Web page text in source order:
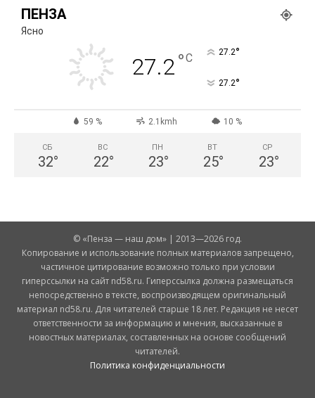
ПЕНЗА
Ясно
27.2°C 27.2°
27.2°
59 % 2.1kmh 10 %
СБ
32°
ВС
22°
ПН
23°
ВТ
25°
СР
23°
© «Пенза — наш дом» | 2013—2026 год.
Копирование и использование полных материалов запрещено,
частичное цитирование возможно только при условии
гиперссылки на сайт nd58.ru. Гиперссылка должна размещаться
непосредственно в тексте, воспроизводящем оригинальный
материал nd58.ru. Для читателей старше 18 лет. Редакция не несет
ответственности за информацию и мнения, высказанные в
новостных материалах, составленных на основе сообщений
читателей.
Политика конфиденциальности